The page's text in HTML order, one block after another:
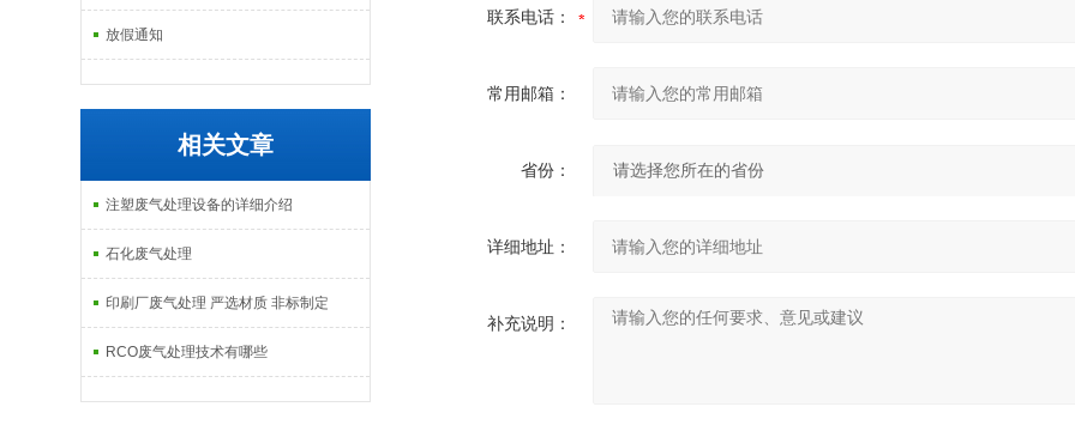
放假通知
相关文章
注塑废气处理设备的详细介绍
石化废气处理
印刷厂废气处理 严选材质 非标制定
RCO废气处理技术有哪些
联系电话：
常用邮箱：
省份：
详细地址：
补充说明：